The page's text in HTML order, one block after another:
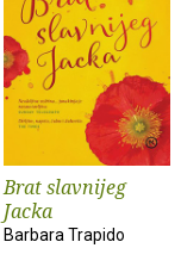
Brat slavnijeg
Jacka
Barbara Trapido